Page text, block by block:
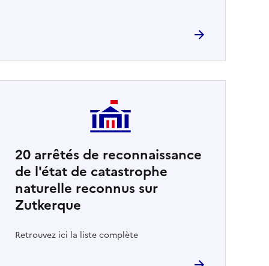
20 arrêtés de reconnaissance
de l'état de catastrophe
naturelle reconnus sur
Zutkerque
Retrouvez ici la liste complète